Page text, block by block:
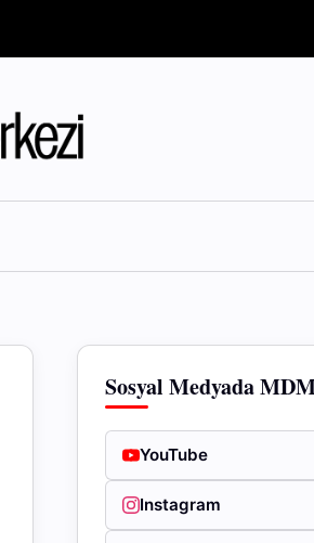
Sosyal Medyada
YouTube
Instagram